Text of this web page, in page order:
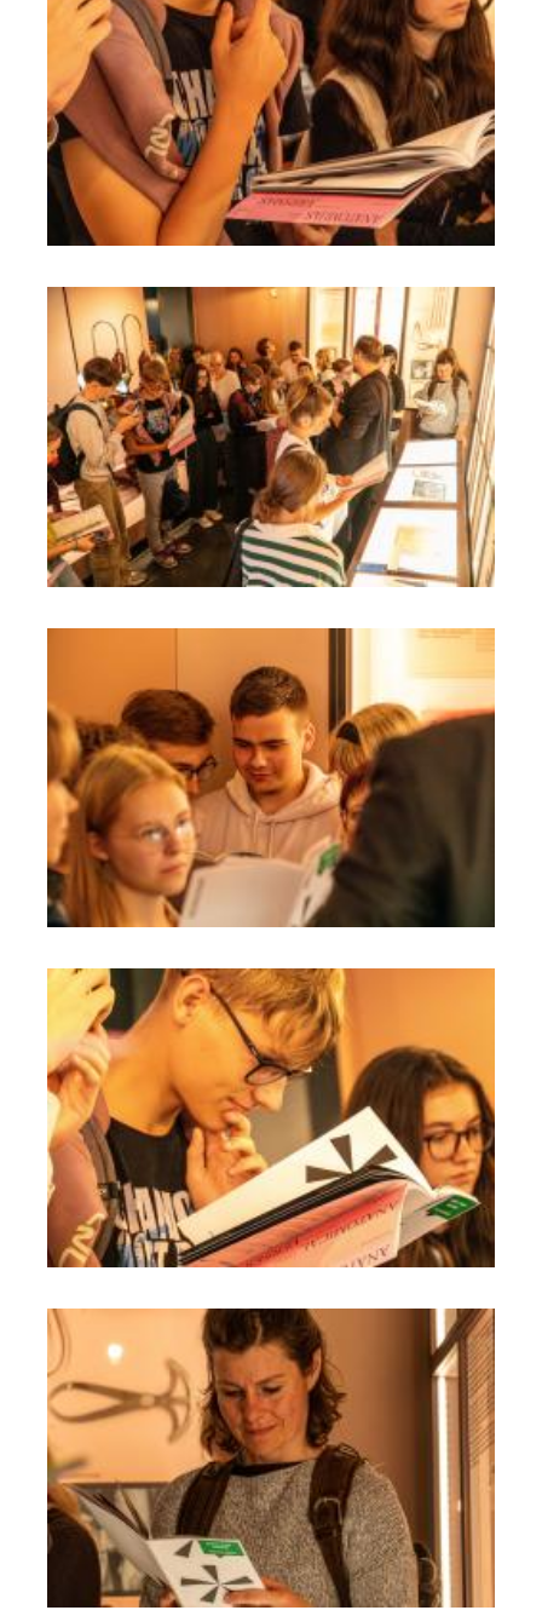
Skolām
Par muzeju
Kontakti